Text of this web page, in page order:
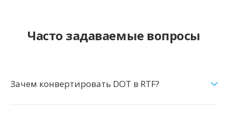
Часто задаваемые вопросы
Зачем конвертировать DOT в RTF?